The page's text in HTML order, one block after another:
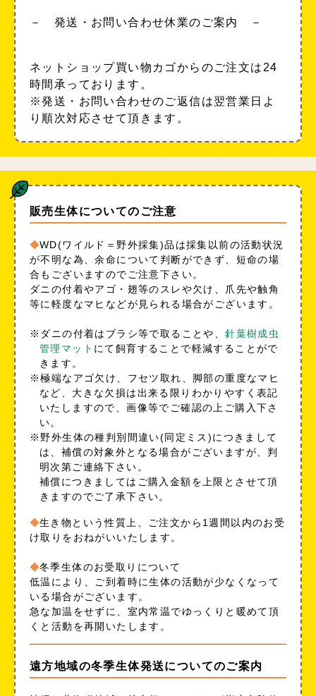
－ 発送・お問い合わせ休業のご案内 －
ネットショップ買い物カゴからのご注文は24
時間承っております。
※発送・お問い合わせのご返信は翌営業日よ
り順次対応させて頂きます。
販売生体についてのご注意
WD(ワイルド＝野外採集)品は採集以前の活動状況
が不明な為、余命について判断ができず、短命の場
合もございますのでご注意下さい。
ダニの付着やアゴ・翅等のスレや欠け、爪先や触角
等に軽度なマヒなどが見られる場合がございます。
※ダニの付着はブラシ等で取ることや、針葉樹成虫
管理マット にて飼育することで軽減することがで
きます。
※極端なアゴ欠け、フセツ取れ、脚部の重度なマヒ
など、大きな欠損は出来る限りわかりやすく表記
いたしますので、画像等でご確認の上ご購入下さ
い。
※野外生体の種判別間違い(同定ミス)につきまして
は、補償の対象外となる場合がございますが、判
明次第ご連絡下さい。
補償につきましてはご購入金額を上限とさせて頂
きますのでご了承下さい。
生き物という性質上、ご注文から1週間以内のお受
け取りをおねがいいたします。
冬季生体のお受取りについて
低温により、ご到着時に生体の活動が少なくなって
いる場合がございます。
急な加温をせずに、室内常温でゆっくりと暖めて頂
くと活動を再開いたします。
遠方地域の冬季生体発送についてのご案内